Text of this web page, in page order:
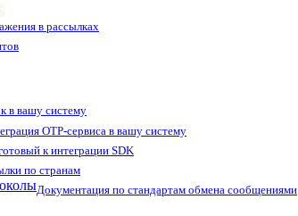
в рассылках
в вашу систему
OTP-сервиса в вашу систему
к интеграции SDK
по странам
Документация по стандартам обмена сообщениями